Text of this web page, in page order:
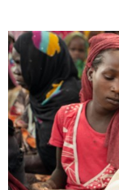
trok Amerika terug
de WHO, terwijl hij
Consensus
getekend door 35
rijtje nog wel
vrouwen en de